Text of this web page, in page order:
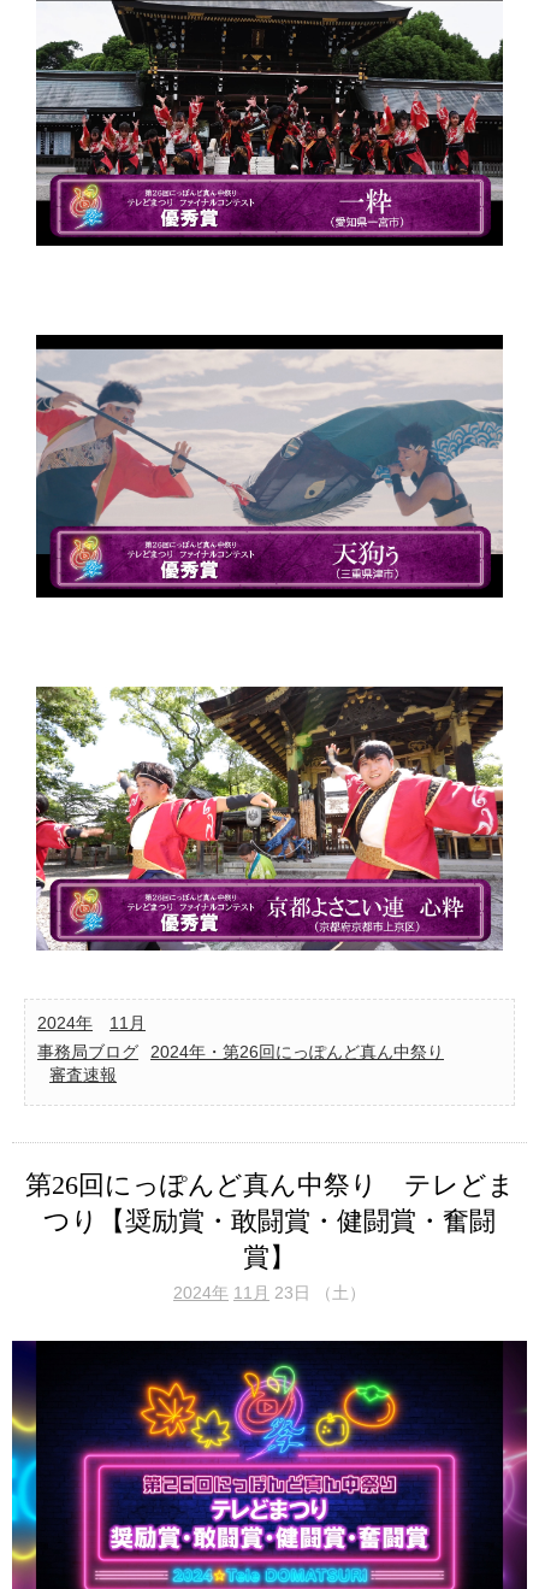
2024年
11月
事務局ブログ
2024年・第26回にっぽんど真ん中祭り
審査速報
第26回にっぽんど真ん中祭り テレどま
つり【奨励賞・敢闘賞・健闘賞・奮闘
賞】
2024年 11月 23日 （土）